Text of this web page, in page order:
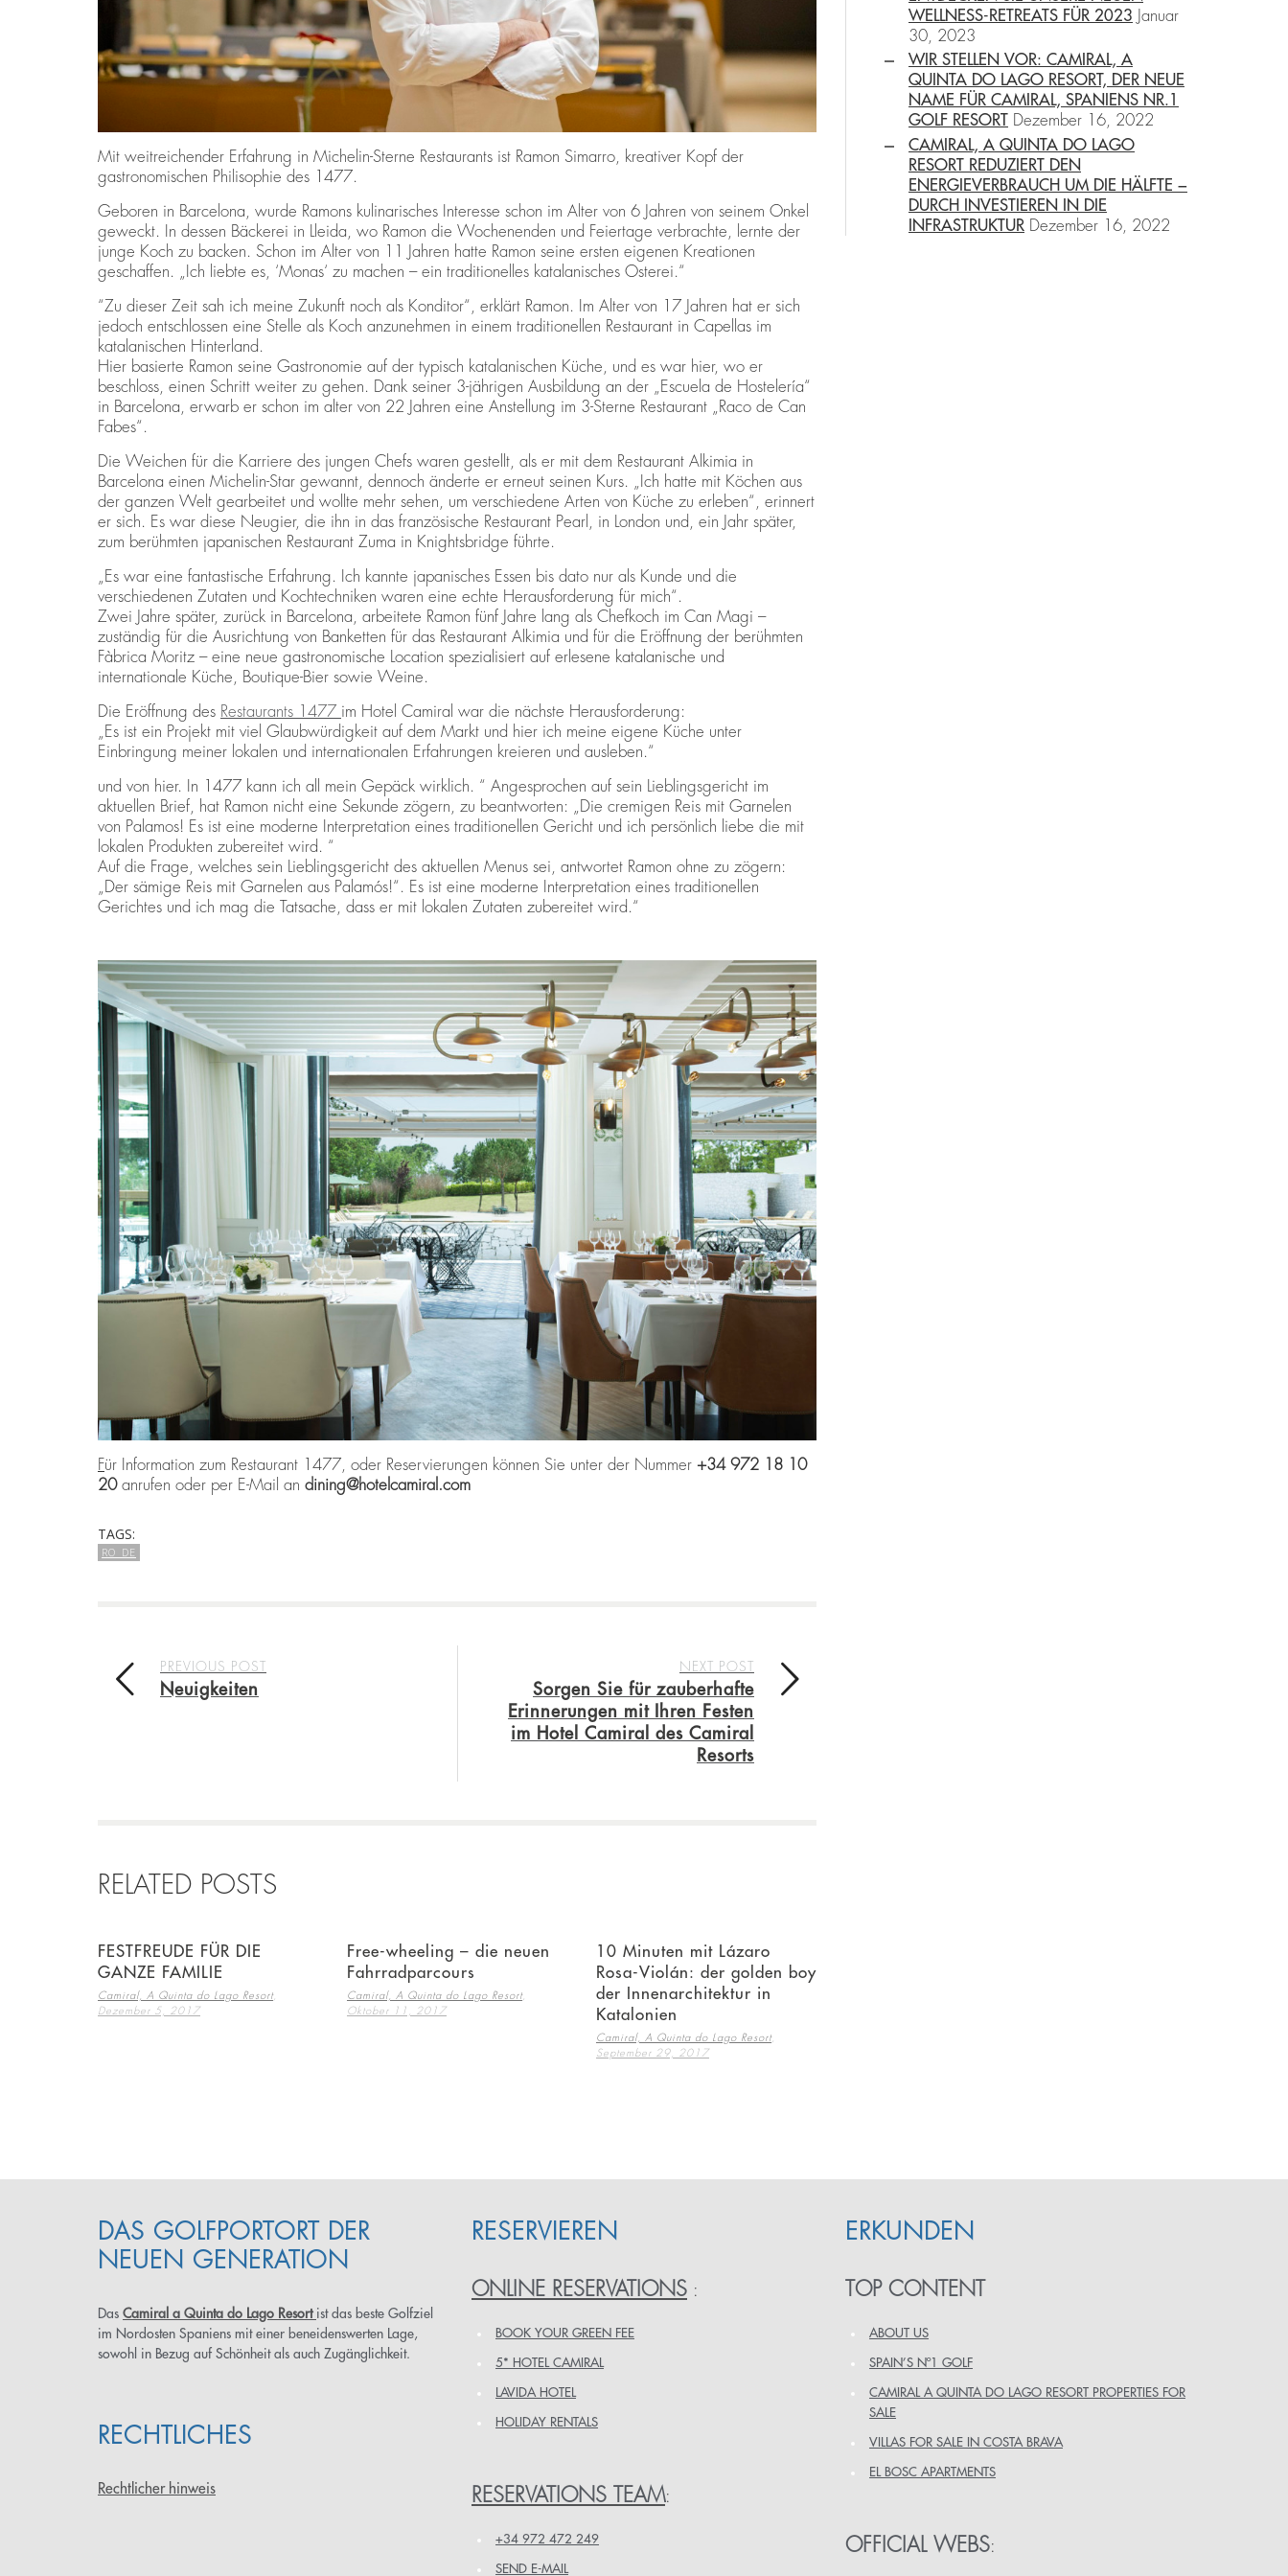
Mit weitreichender Erfahrung in Michelin-Sterne Restaurants ist Ramon Simarro, kreativer Kopf der
gastronomischen Philisophie des 1477.
Geboren in Barcelona, wurde Ramons kulinarisches Interesse schon im Alter von 6 Jahren von seinem Onkel
geweckt. In dessen Bäckerei in Lleida, wo Ramon die Wochenenden und Feiertage verbrachte, lernte der
junge Koch zu backen. Schon im Alter von 11 Jahren hatte Ramon seine ersten eigenen Kreationen
geschaffen. „Ich liebte es, ‘Monas‘ zu machen – ein traditionelles katalanisches Osterei.“
“Zu dieser Zeit sah ich meine Zukunft noch als Konditor“, erklärt Ramon. Im Alter von 17 Jahren hat er sich
jedoch entschlossen eine Stelle als Koch anzunehmen in einem traditionellen Restaurant in Capellas im
katalanischen Hinterland.
Hier basierte Ramon seine Gastronomie auf der typisch katalanischen Küche, und es war hier, wo er
beschloss, einen Schritt weiter zu gehen. Dank seiner 3-jährigen Ausbildung an der „Escuela de Hostelería“
in Barcelona, erwarb er schon im alter von 22 Jahren eine Anstellung im 3-Sterne Restaurant „Raco de Can
Fabes“.
Die Weichen für die Karriere des jungen Chefs waren gestellt, als er mit dem Restaurant Alkimia in
Barcelona einen Michelin-Star gewannt, dennoch änderte er erneut seinen Kurs. „Ich hatte mit Köchen aus
der ganzen Welt gearbeitet und wollte mehr sehen, um verschiedene Arten von Küche zu erleben“, erinnert
er sich. Es war diese Neugier, die ihn in das französische Restaurant Pearl, in London und, ein Jahr später,
zum berühmten japanischen Restaurant Zuma in Knightsbridge führte.
„Es war eine fantastische Erfahrung. Ich kannte japanisches Essen bis dato nur als Kunde und die
verschiedenen Zutaten und Kochtechniken waren eine echte Herausforderung für mich“.
Zwei Jahre später, zurück in Barcelona, arbeitete Ramon fünf Jahre lang als Chefkoch im Can Magi –
zuständig für die Ausrichtung von Banketten für das Restaurant Alkimia und für die Eröffnung der berühmten
Fàbrica Moritz – eine neue gastronomische Location spezialisiert auf erlesene katalanische und
internationale Küche, Boutique-Bier sowie Weine.
Die Eröffnung des Restaurants 1477 im Hotel Camiral war die nächste Herausforderung:
„Es ist ein Projekt mit viel Glaubwürdigkeit auf dem Markt und hier ich meine eigene Küche unter
Einbringung meiner lokalen und internationalen Erfahrungen kreieren und ausleben.“
und von hier. In 1477 kann ich all mein Gepäck wirklich. “ Angesprochen auf sein Lieblingsgericht im
aktuellen Brief, hat Ramon nicht eine Sekunde zögern, zu beantworten: „Die cremigen Reis mit Garnelen
von Palamos! Es ist eine moderne Interpretation eines traditionellen Gericht und ich persönlich liebe die mit
lokalen Produkten zubereitet wird. “
Auf die Frage, welches sein Lieblingsgericht des aktuellen Menus sei, antwortet Ramon ohne zu zögern:
„Der sämige Reis mit Garnelen aus Palamós!“. Es ist eine moderne Interpretation eines traditionellen
Gerichtes und ich mag die Tatsache, dass er mit lokalen Zutaten zubereitet wird.“
Für Information zum Restaurant 1477, oder Reservierungen können Sie unter der Nummer +34 972 18 10
20anrufen oder per E-Mail an dining@hotelcamiral.com
TAGS:
RO_DE
NEXT POST
Sorgen Sie für zauberhafte
Erinnerungen mit Ihren Festen
im Hotel Camiral des Camiral
Resorts
PREVIOUS POST
Neuigkeiten
RELATED POSTS
FESTFREUDE FÜR DIE
GANZE FAMILIE
Camiral, A Quinta do Lago Resort,
Dezember 5, 2017
Free-wheeling – die neuen
Fahrradparcours
Camiral, A Quinta do Lago Resort,
Oktober 11, 2017
10 Minuten mit Lázaro
Rosa-Violán: der golden boy
der Innenarchitektur in
Katalonien
Camiral, A Quinta do Lago Resort,
September 29, 2017
WELLNESS-RETREATS FÜR 2023 Januar
30, 2023
WIR STELLEN VOR: CAMIRAL, A
QUINTA DO LAGO RESORT, DER NEUE
NAME FÜR CAMIRAL, SPANIENS NR.1
GOLF RESORT
Dezember 16, 2022
CAMIRAL, A QUINTA DO LAGO
RESORT REDUZIERT DEN
ENERGIEVERBRAUCH UM DIE HÄLFTE −
DURCH INVESTIEREN IN DIE
INFRASTRUKTUR
Dezember 16, 2022
DAS GOLFPORTORT DER
NEUEN GENERATION
Das Camiral a Quinta do Lago Resort ist das beste Golfziel
im Nordosten Spaniens mit einer beneidenswerten Lage,
sowohl in Bezug auf Schönheit als auch Zugänglichkeit.
RECHTLICHES
Rechtlicher hinweis
RESERVIEREN
ONLINE RESERVATIONS :
BOOK YOUR GREEN FEE
5* HOTEL CAMIRAL
LAVIDA HOTEL
HOLIDAY RENTALS
RESERVATIONS TEAM:
+34 972 472 249
SEND E-MAIL
ERKUNDEN
TOP CONTENT
ABOUT US
SPAIN’S Nº1 GOLF
CAMIRAL A QUINTA DO LAGO RESORT PROPERTIES FOR
SALE
VILLAS FOR SALE IN COSTA BRAVA
EL BOSC APARTMENTS
OFFICIAL WEBS: